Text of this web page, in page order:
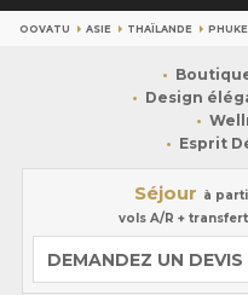
OOVATU ASIE THAÏLANDE
Design
Esprit
Séjour à
vols A/R +
DEMANDEZ UN DEVIS